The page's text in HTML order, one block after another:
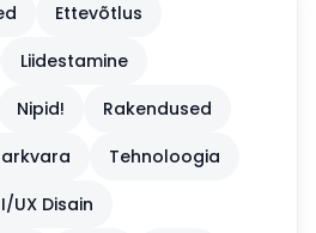
Ettevõtlus
Liidestamine
Nipid!
Rakendused
Tehnoloogia
UX Disain